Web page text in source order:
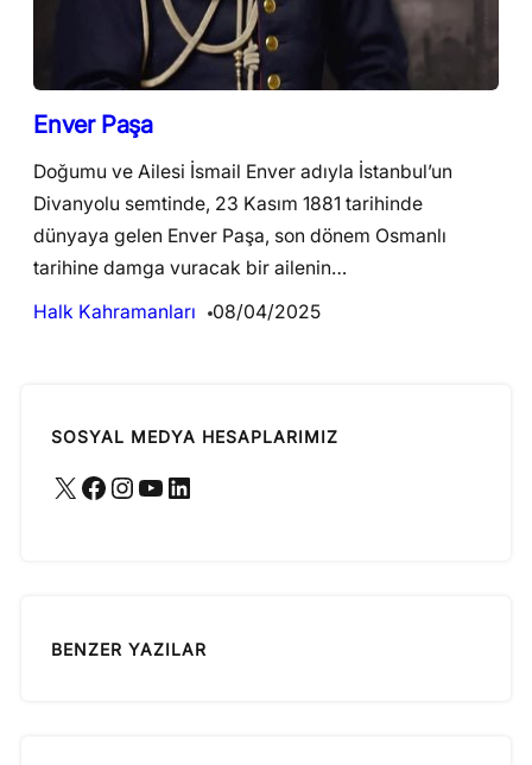
Enver Paşa
Doğumu ve Ailesi İsmail Enver adıyla İstanbul’un
Divanyolu semtinde, 23 Kasım 1881 tarihinde
dünyaya gelen Enver Paşa, son dönem Osmanlı
tarihine damga vuracak bir ailenin…
Halk Kahramanları
08/04/2025
SOSYAL MEDYA HESAPLARIMIZ
X Facebook Instagram YouTube LinkedIn
BENZER YAZILAR